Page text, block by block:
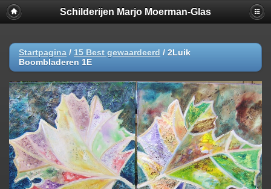
Schilderijen Marjo Moerman-Glas
Startpagina / 15 Best gewaardeerd / 2Luik
Boombladeren 1E